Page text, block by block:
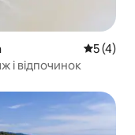
Середня
5 (4)
і відпочинок